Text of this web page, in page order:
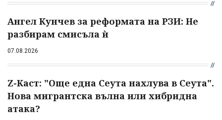
Ангел Кунчев за реформата на РЗИ: Не
разбирам смисъла ѝ
07.08.2026
Z-Каст: "Още една Сеута нахлува в Сеута".
Нова мигрантска вълна или хибридна
атака?